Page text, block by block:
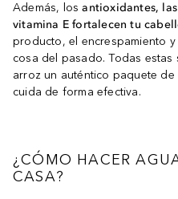
Además, los antioxidantes,
vitamina E fortalecen tu
producto, el encrespamiento
cosa del pasado. Todas
arroz un auténtico paquete
cuida de forma efectiva.
¿CÓMO HACER
CASA?